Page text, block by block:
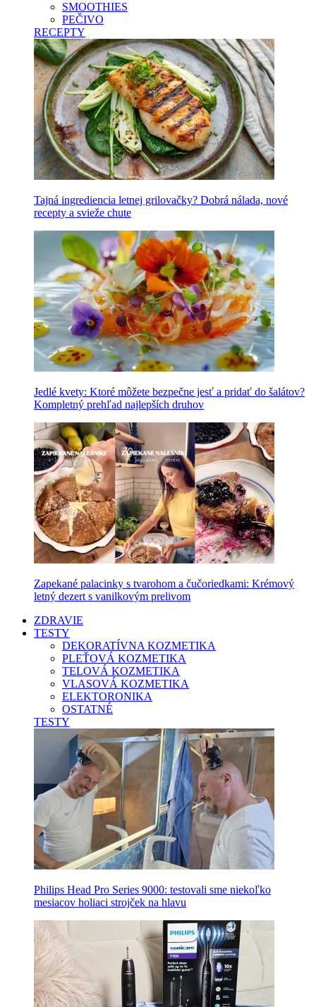
SMOOTHIES
PEČIVO
RECEPTY
Tajná ingrediencia letnej grilovačky? Dobrá nálada, nové
recepty a svieže chute
Jedlé kvety: Ktoré môžete bezpečne jesť a pridať do šalátov?
Kompletný prehľad najlepších druhov
Zapekané palacinky s tvarohom a čučoriedkami: Krémový
letný dezert s vanilkovým prelivom
ZDRAVIE
TESTY
DEKORATÍVNA KOZMETIKA
PLEŤOVÁ KOZMETIKA
TELOVÁ KOZMETIKA
VLASOVÁ KOZMETIKA
ELEKTORONIKA
OSTATNÉ
TESTY
Philips Head Pro Series 9000: testovali sme niekoľko
mesiacov holiaci strojček na hlavu